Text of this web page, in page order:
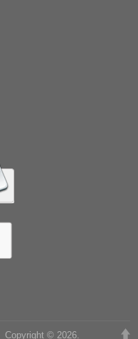
Copyright © 2026.